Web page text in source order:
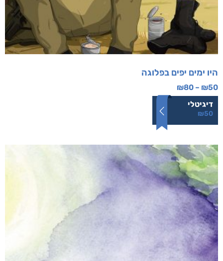
היו ימים יפים בפלוגה
₪50
–
₪80
דיגיטלי
₪50